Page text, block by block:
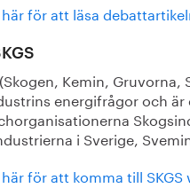
för att läsa
Kemin,
energifrågor och
i Sverige,
för att komma till SKGS